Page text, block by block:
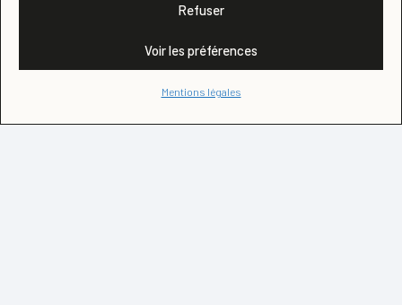
Refuser
Voir les préférences
Mentions légales